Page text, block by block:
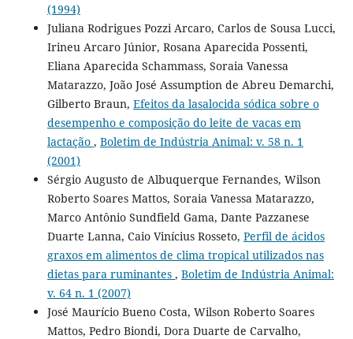
(1994)
Juliana Rodrigues Pozzi Arcaro, Carlos de Sousa Lucci,
Irineu Arcaro Júnior, Rosana Aparecida Possenti,
Eliana Aparecida Schammass, Soraia Vanessa
Matarazzo, João José Assumption de Abreu Demarchi,
Gilberto Braun, Efeitos da lasalocida sódica sobre o
desempenho e composição do leite de vacas em
lactação , Boletim de Indústria Animal: v. 58 n. 1
(2001)
Sérgio Augusto de Albuquerque Fernandes, Wilson
Roberto Soares Mattos, Soraia Vanessa Matarazzo,
Marco Antônio Sundfield Gama, Dante Pazzanese
Duarte Lanna, Caio Vinícius Rosseto, Perfil de ácidos
graxos em alimentos de clima tropical utilizados nas
dietas para ruminantes , Boletim de Indústria Animal:
v. 64 n. 1 (2007)
José Maurício Bueno Costa, Wilson Roberto Soares
Mattos, Pedro Biondi, Dora Duarte de Carvalho,